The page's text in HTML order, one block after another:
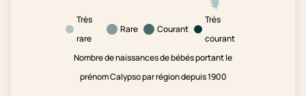
Très
rare
Rare Courant
Très
courant
Nombre de naissances de bébés portant le
prénom Calypso par région depuis 1900